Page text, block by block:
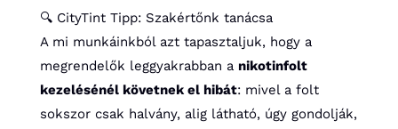
🔍 CityTint Tipp: Szakértőnk tanácsa
A mi munkáinkból azt tapasztaljuk, hogy a
megrendelők leggyakrabban a nikotinfolt
kezelésénél követnek el hibát: mivel a folt
sokszor csak halvány, alig látható, úgy gondolják,